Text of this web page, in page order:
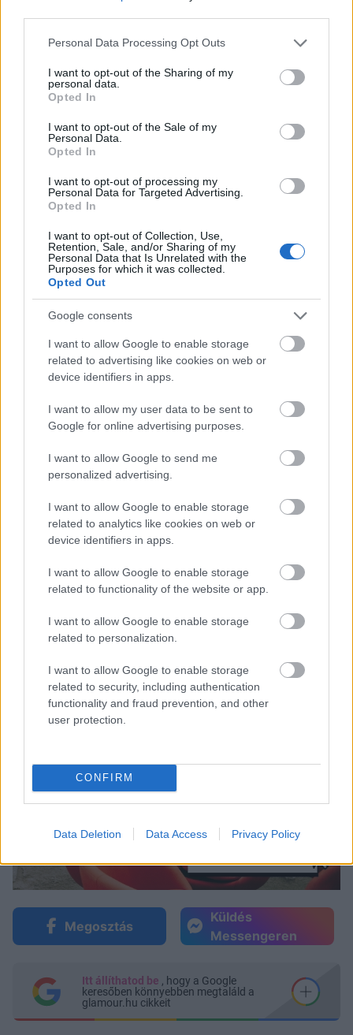
Please note that this website/app uses one or more Google
not limited to your visit or usage behaviour. You may click to
grant or deny consent to Google and its third-party tags to
use your data for below specified purposes in below Google
consent section.
Personal Data Processing Opt Outs
I want to opt-out of the Sharing of my
personal data.
Opted In
I want to opt-out of the Sale of my
Personal Data.
Opted In
I want to opt-out of processing my
Personal Data for Targeted Advertising.
Opted In
I want to opt-out of Collection, Use,
Retention, Sale, and/or Sharing of my
Personal Data that Is Unrelated with the
Purposes for which it was collected.
Opted Out
Google consents
I want to allow Google to enable storage
related to advertising like cookies on web or
device identifiers in apps.
I want to allow my user data to be sent to
Google for online advertising purposes.
I want to allow Google to send me
personalized advertising.
I want to allow Google to enable storage
related to analytics like cookies on web or
device identifiers in apps.
I want to allow Google to enable storage
related to functionality of the website or app.
I want to allow Google to enable storage
related to personalization.
I want to allow Google to enable storage
related to security, including authentication
functionality and fraud prevention, and other
user protection.
CONFIRM
Data Deletion Data Access Privacy Policy
Getty Images
Megosztás
Küldés
Messengeren
Itt állíthatod be , hogy a Google
keresőben könnyebben megtaláld a
glamour.hu cikkeit